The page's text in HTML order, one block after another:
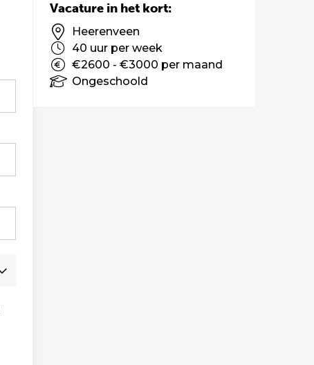
Vacature in het kort:
Heerenveen
40 uur per week
€2600 - €3000 per maand
Ongeschoold